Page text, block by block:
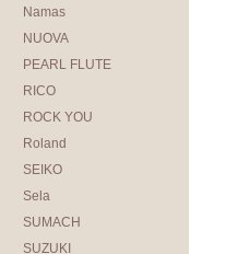
Namas
NUOVA
PEARL FLUTE
RICO
ROCK YOU
Roland
SEIKO
Sela
SUMACH
SUZUKI